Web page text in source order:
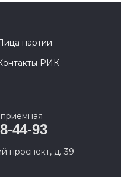
партии
РИК
44-93
проспект, д. 39